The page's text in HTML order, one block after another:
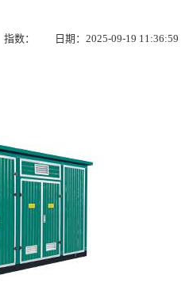
指数： 日期：2025-09-19 11:36:59